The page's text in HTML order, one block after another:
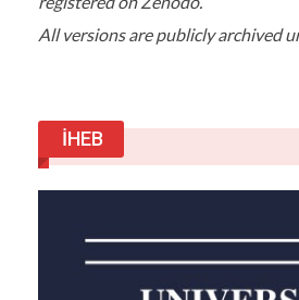
Haber Veriyoruz
All versions are publicly archived
İHEB